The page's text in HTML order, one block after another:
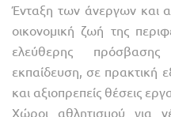
Ένταξη των άνεργων και
οικονομική ζωή της
ελεύθερης
εκπαίδευση, σε πρακτική
και αξιοπρεπείς θέσεις
Χώροι αθλητισμού για